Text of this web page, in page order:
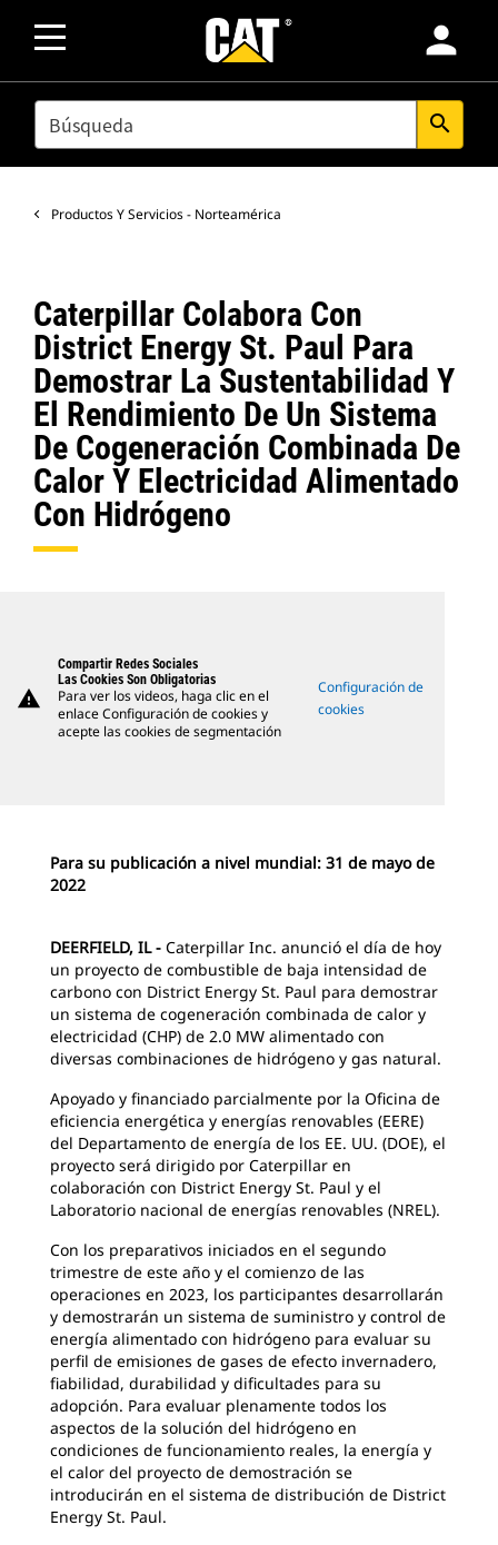
person
SEARCH search
Productos Y Servicios - Norteamérica
Caterpillar Colabora Con
District Energy St. Paul Para
Demostrar La Sustentabilidad Y
El Rendimiento De Un Sistema
De Cogeneración Combinada De
Calor Y Electricidad Alimentado
Con Hidrógeno
warning
Compartir Redes Sociales
Las Cookies Son Obligatorias
Para ver los videos, haga clic en el
enlace Configuración de cookies y
acepte las cookies de segmentación
Configuración de
cookies
Para su publicación a nivel mundial: 31 de mayo de
2022
DEERFIELD, IL - Caterpillar Inc. anunció el día de hoy
un proyecto de combustible de baja intensidad de
carbono con District Energy St. Paul para demostrar
un sistema de cogeneración combinada de calor y
electricidad (CHP) de 2.0 MW alimentado con
diversas combinaciones de hidrógeno y gas natural.
Apoyado y financiado parcialmente por la Oficina de
eficiencia energética y energías renovables (EERE)
del Departamento de energía de los EE. UU. (DOE), el
proyecto será dirigido por Caterpillar en
colaboración con District Energy St. Paul y el
Laboratorio nacional de energías renovables (NREL).
Con los preparativos iniciados en el segundo
trimestre de este año y el comienzo de las
operaciones en 2023, los participantes desarrollarán
y demostrarán un sistema de suministro y control de
energía alimentado con hidrógeno para evaluar su
perfil de emisiones de gases de efecto invernadero,
fiabilidad, durabilidad y dificultades para su
adopción. Para evaluar plenamente todos los
aspectos de la solución del hidrógeno en
condiciones de funcionamiento reales, la energía y
el calor del proyecto de demostración se
introducirán en el sistema de distribución de District
Energy St. Paul.